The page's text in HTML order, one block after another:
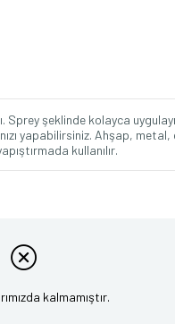
Sprey şeklinde kolayca
yapabilirsiniz. Ahşap,
kullanılır.
kalmamıştır.